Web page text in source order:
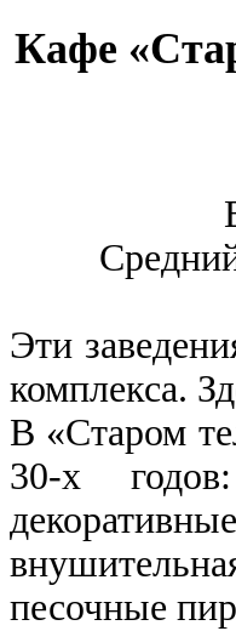
Кафе
Эти
комплекса.
В «Старом
30-х
песочные